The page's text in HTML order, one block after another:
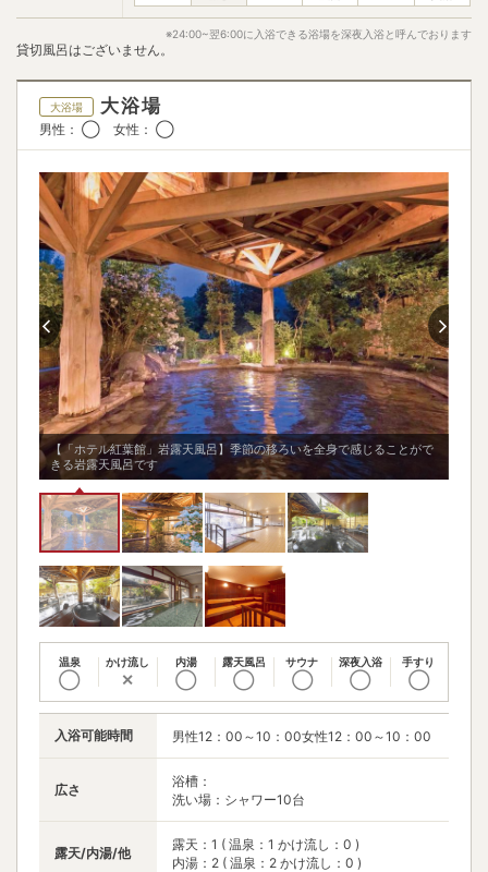
◯
綿棒
◯
バスタオル
ベビーベッド
◯
湯上り処
飲み物
◯
アイス
マッサージ機
✕
テレビ・雑誌・新聞
畳
✕
※24:00~翌6:00に入浴できる浴場を深夜入浴と呼んでおります
貸切風呂はございません。
大浴場 大浴場
男性： ◯ 女性： ◯
【「ホテル紅葉館」岩露天風呂】季節の移ろいを全身で感じることがで
きる岩露天風呂です
温泉
◯
かけ流し
✕
内湯
◯
露天風呂
◯
サウナ
◯
深夜入浴
◯
手すり
◯
入浴可能時間 男性12：00～10：00女性12：00～10：00
広さ
浴槽：
洗い場：シャワー10台
露天/内湯/他
露天：1 ( 温泉：1 かけ流し：0 )
内湯：2 ( 温泉：2 かけ流し：0 )